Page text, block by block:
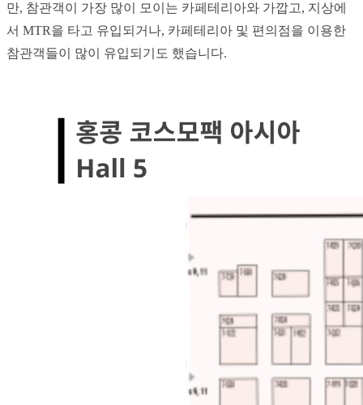
만, 참관객이 가장 많이 모이는 카페테리아와 가깝고, 지상에
서 MTR을 타고 유입되거나, 카페테리아 및 편의점을 이용한
참관객들이 많이 유입되기도 했습니다.